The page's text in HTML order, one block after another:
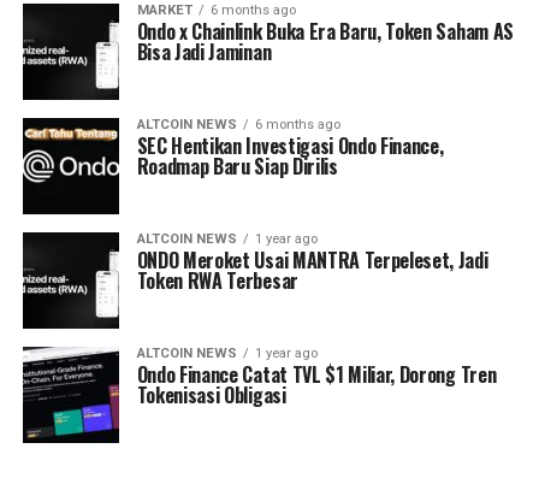
MARKET 6 months ago
Ondo x Chainlink Buka Era Baru, Token Saham AS
Bisa Jadi Jaminan
ALTCOIN NEWS 6 months ago
SEC Hentikan Investigasi Ondo Finance,
Roadmap Baru Siap Dirilis
ALTCOIN NEWS 1 year ago
ONDO Meroket Usai MANTRA Terpeleset, Jadi
Token RWA Terbesar
ALTCOIN NEWS 1 year ago
Ondo Finance Catat TVL $1 Miliar, Dorong Tren
Tokenisasi Obligasi